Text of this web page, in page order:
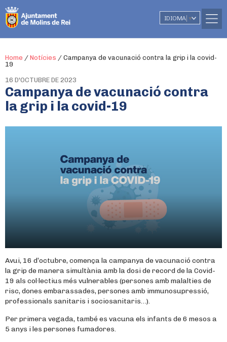
IDIOMA ▼
Home / Notícies / Campanya de vacunació contra la grip i la covid-
19
16 D'OCTUBRE DE 2023
Campanya de vacunació contra
la grip i la covid-19
Avui, 16 d’octubre, comença la campanya de vacunació contra
la grip de manera simultània amb la dosi de record de la Covid-
19 als col·lectius més vulnerables (persones amb malalties de
risc, dones embarassades, persones amb immunosupressió,
professionals sanitaris i sociosanitaris…).
Per primera vegada, també es vacuna els infants de 6 mesos a
5 anys i les persones fumadores.